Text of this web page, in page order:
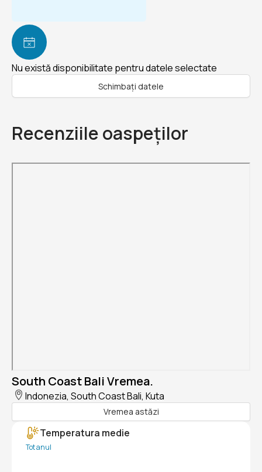
Nu există disponibilitate pentru datele selectate
Schimbați datele
Recenziile oaspeților
South Coast Bali Vremea.
Indonezia, South Coast Bali, Kuta
Vremea astăzi
Temperatura medie
Tot anul